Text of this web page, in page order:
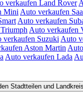
verkaufen Land Rover
Mini Auto verkaufen
Auto verkaufen
Auto verkaufen
verkaufen Suzuki Auto
Aston Martin
Auto verkaufen Lada
Stadtteilen und